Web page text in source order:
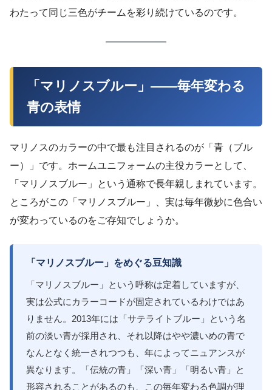
わたって同じ三色がチームを彩り続けているのです。
「マリノスブルー」——毎年変わる
青の表情
マリノスのカラーの中で最も注目されるのが「青（ブル
ー）」です。ホームユニフォームの主役カラーとして、
「マリノスブルー」という通称で長年親しまれています。
ところがこの「マリノスブルー」、実は毎年微妙に色合い
が変わっているのをご存知でしょうか。
「マリノスブルー」をめぐる豆知識
「マリノスブルー」という呼称は定着していますが、
実は公式にカラーコードが固定されているわけではあ
りません。2013年には「サテライトブルー」という名
前の淡い青が採用され、それ以降はやや濃いめの青で
なんとなく統一されつつも、年によってニュアンスが
異なります。「伝統の青」「深い青」「明るい青」と
形容されることがあるのも、この毎年変わる色調が理